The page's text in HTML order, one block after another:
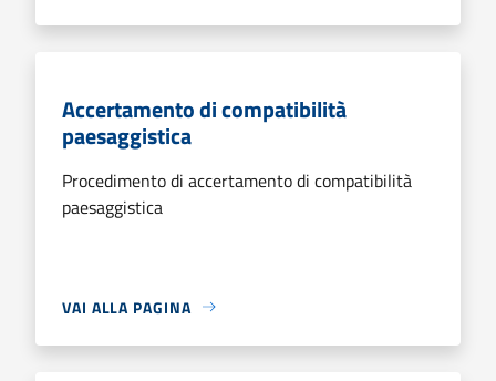
Accertamento di compatibilità
paesaggistica
Procedimento di accertamento di compatibilità
paesaggistica
VAI ALLA PAGINA